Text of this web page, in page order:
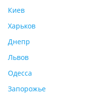
Киев
Харьков
Днепр
Львов
Одесса
Запорожье